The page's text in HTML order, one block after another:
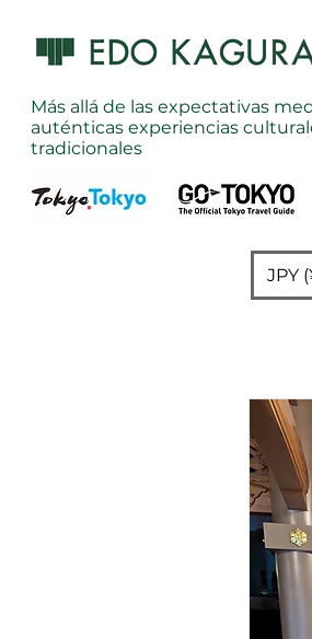
Más allá de las expectativas
auténticas experiencias
tradicionales
JPY